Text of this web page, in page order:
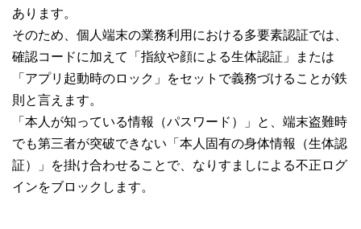
あります。
そのため、個人端末の業務利用における多要素認証では、
確認コードに加えて「指紋や顔による生体認証」または
「アプリ起動時のロック」をセットで義務づけることが鉄
則と言えます。
「本人が知っている情報（パスワード）」と、端末盗難時
でも第三者が突破できない「本人固有の身体情報（生体認
証）」を掛け合わせることで、なりすましによる不正ログ
インをブロックします。